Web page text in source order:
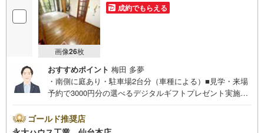
画像26枚
成約でもらえる
おすすめポイント 梅田 多夢
・南側に庭あり・駐車場2台分（車種による）■見学・来場
予約で3000円分の選べるデジタルギフトプレゼント実施中
店舗で展開中！こちらでは当社の強みを大きく2つに分けて
ご紹介！1.＜豊富な不動産知識＞戸建・マンション・土
ゴールド推奨店